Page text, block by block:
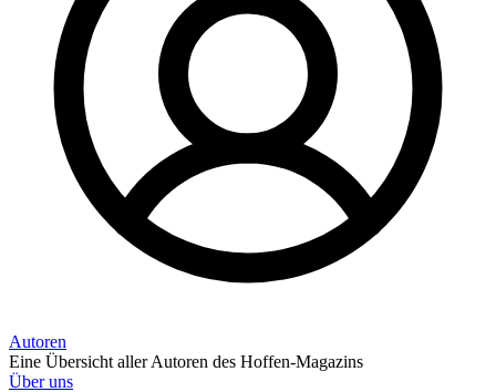
Autoren
Eine Übersicht aller Autoren des Hoffen-Magazins
Über uns